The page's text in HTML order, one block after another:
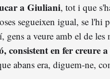
a Giuliani, tot i que
segueixen igual, se l'hi
gens a veure amb el de
consistent en fer creure
abans era, diguem-ne,